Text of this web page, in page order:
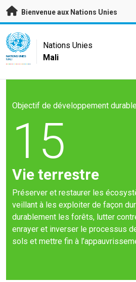
Passer au contenu principal
Bienvenue aux Nations Unies
UN Logo
NATIONS UNIES
MALI
Nations Unies
Mali
Objectif de développement durable
15
Vie terrestre
Préserver et restaurer les
veillant à les exploiter de façon
durablement les forêts, lutter
enrayer et inverser le processus
sols et mettre fin à